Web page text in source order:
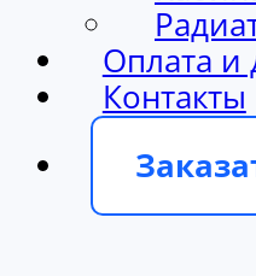
Оплата и
Контакты